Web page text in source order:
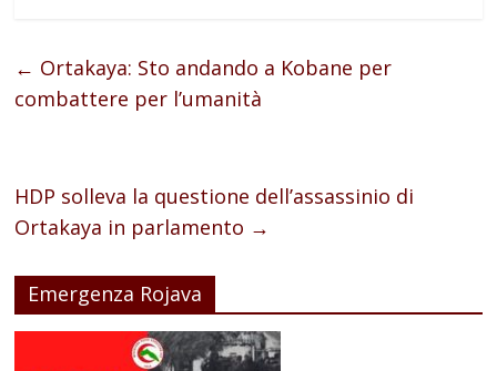
← Ortakaya: Sto andando a Kobane per
combattere per l’umanità
HDP solleva la questione dell’assassinio di
Ortakaya in parlamento →
Emergenza Rojava